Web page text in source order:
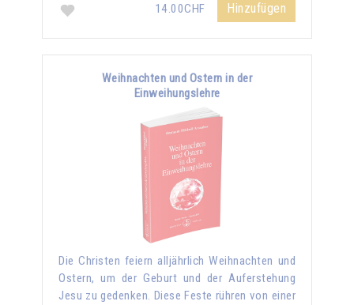
14.00CHF Hinzufügen
Weihnachten und Ostern in der
Einweihungslehre
Die Christen feiern alljährlich Weihnachten und
Ostern, um der Geburt und der Auferstehung
Jesu zu gedenken. Diese Feste rühren von einer